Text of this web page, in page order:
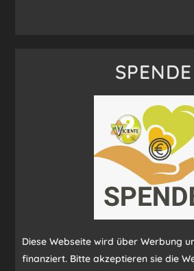
SPENDE
Diese Webseite wird über Werbung
finanziert. Bitte akzeptieren sie die